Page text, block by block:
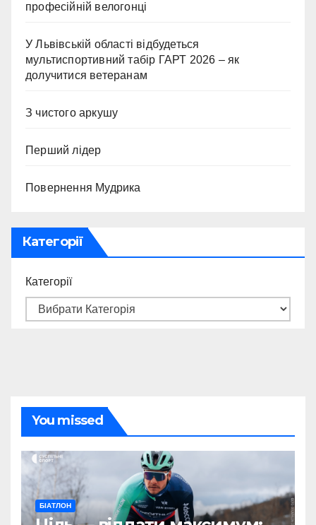
професійній велогонці
У Львівській області відбудеться
мультиспортивний табір ГАРТ 2026 – як
долучитися ветеранам
З чистого аркушу
Перший лідер
Повернення Мудрика
Категорії
Категорії
You missed
БІАТЛОН